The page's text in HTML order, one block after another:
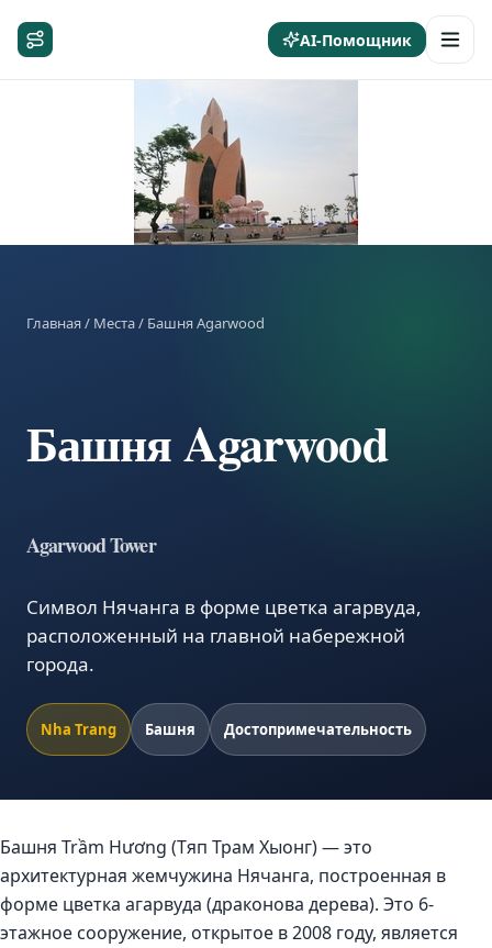
AI-Помощник
Главная/ Места/ Башня Agarwood
Башня Agarwood
Agarwood Tower
Символ Нячанга в форме цветка агарвуда,
расположенный на главной набережной
города.
Nha Trang Башня Достопримечательность
Башня Trầm Hương (Тяп Трам Хыонг) — это
архитектурная жемчужина Нячанга, построенная в
форме цветка агарвуда (драконова дерева). Это 6-
этажное сооружение, открытое в 2008 году, является